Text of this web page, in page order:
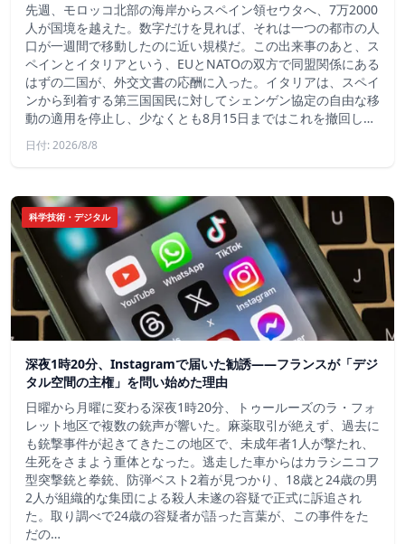
先週、モロッコ北部の海岸からスペイン領セウタへ、7万2000
人が国境を越えた。数字だけを見れば、それは一つの都市の人
口が一週間で移動したのに近い規模だ。この出来事のあと、ス
ペインとイタリアという、EUとNATOの双方で同盟関係にある
はずの二国が、外交文書の応酬に入った。イタリアは、スペイ
ンから到着する第三国国民に対してシェンゲン協定の自由な移
動の適用を停止し、少なくとも8月15日まではこれを撤回し…
日付: 2026/8/8
科学技術・デジタル
深夜1時20分、Instagramで届いた勧誘――フランスが「デジ
タル空間の主権」を問い始めた理由
日曜から月曜に変わる深夜1時20分、トゥールーズのラ・フォ
レット地区で複数の銃声が響いた。麻薬取引が絶えず、過去に
も銃撃事件が起きてきたこの地区で、未成年者1人が撃たれ、
生死をさまよう重体となった。逃走した車からはカラシニコフ
型突撃銃と拳銃、防弾ベスト2着が見つかり、18歳と24歳の男
2人が組織的な集団による殺人未遂の容疑で正式に訴追され
た。取り調べで24歳の容疑者が語った言葉が、この事件をた
だの…